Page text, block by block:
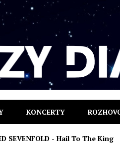
KONCERTY
SEVENFOLD - Hail To The King